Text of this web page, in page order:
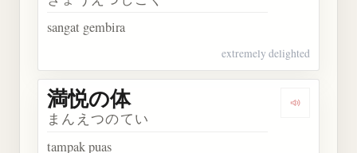
sangat gembira
extremely delighted
Dengarkan
満悦の体
まんえつのてい
tampak puas